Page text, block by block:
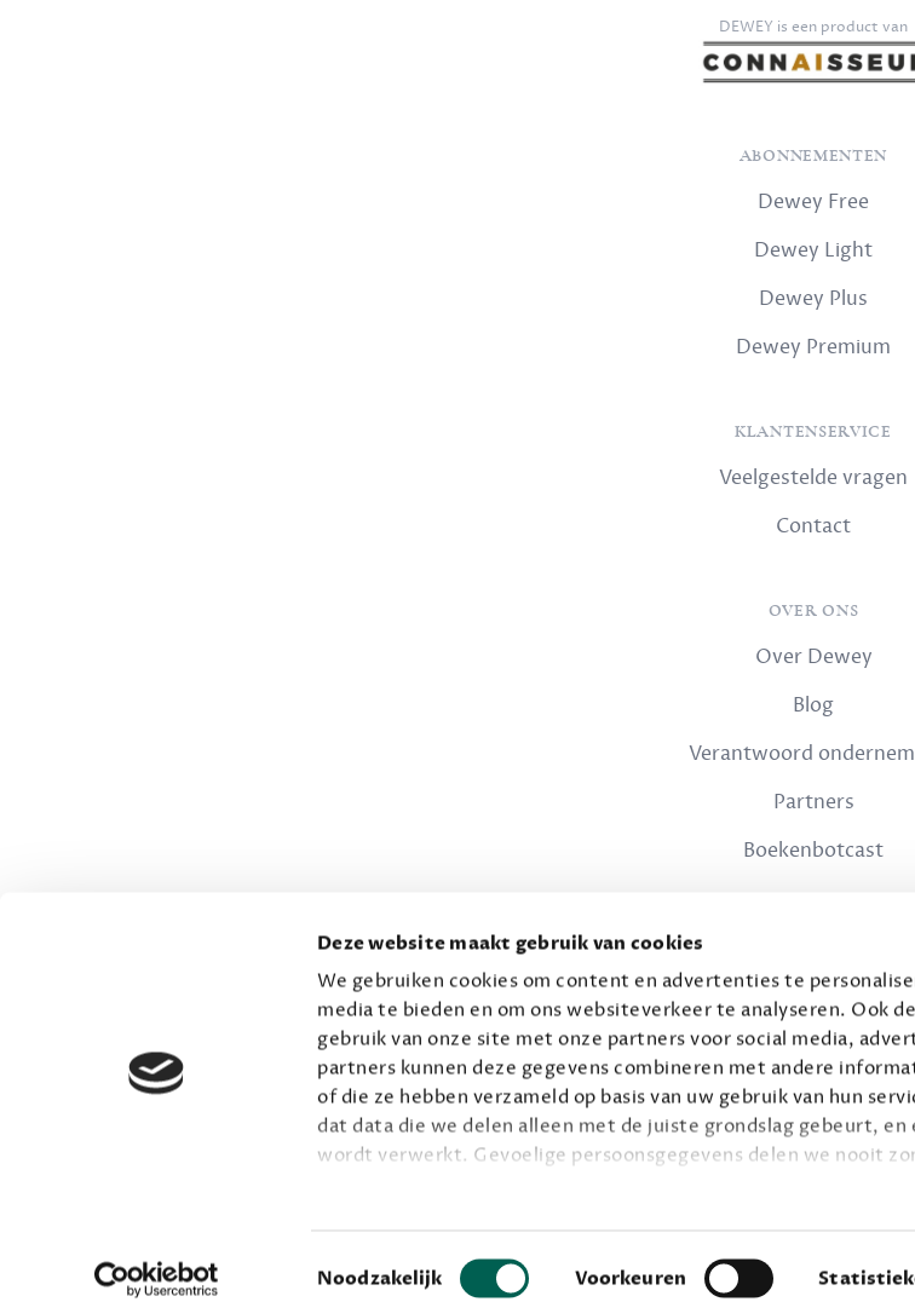
Deze website maakt gebruik van cookies
We gebruiken cookies om content en advertenties te
media te bieden en om ons websiteverkeer te analyseren. Ook
gebruik van onze site met onze partners voor social media,
partners kunnen deze gegevens combineren met andere
of die ze hebben verzameld op basis van uw gebruik van hun
dat data die we delen alleen met de juiste grondslag gebeurt, en
wordt verwerkt. Gevoelige persoonsgegevens delen we nooit
Toestemmingsselectie
Noodzakelijk Voorkeuren
DEWEY is een product van
ABONNEMENTEN
Dewey Free
Dewey Light
Dewey Plus
Dewey Premium
KLANTENSERVICE
Veelgestelde vragen
Contact
OVER ONS
Over Dewey
Blog
Verantwoord
Partners
Boekenbotcast
Privacy
Voorwaarden
© 2026 Connaisseur